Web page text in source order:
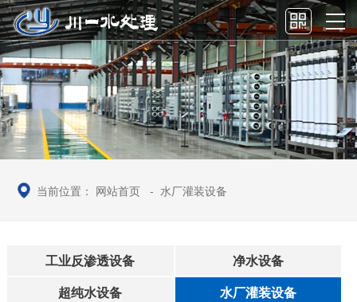
当前位置： 网站首页 -水厂灌装设备
工业反渗透设备
净水设备
超纯水设备
水厂灌装设备